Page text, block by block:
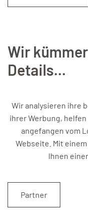
Wir
Details...
Wir analysieren ihre
ihrer Werbung,
angefangen vom
Webseite. Mit
Ihnen
Partner